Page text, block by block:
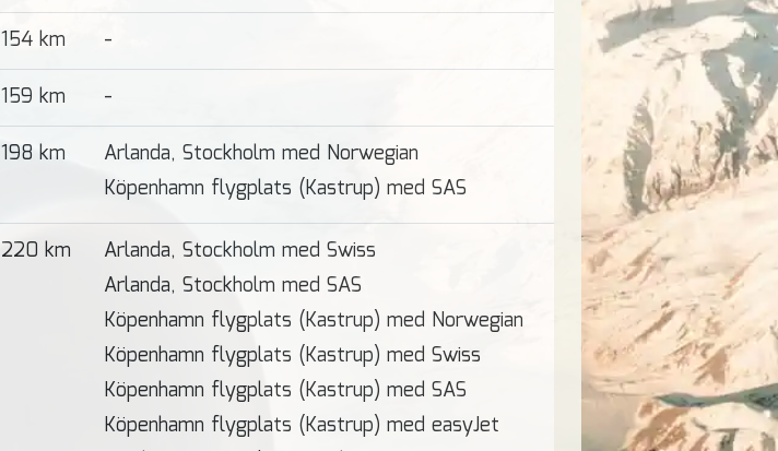
154 km
-
159 km
-
198 km
Arlanda, Stockholm med Norwegian
Köpenhamn flygplats (Kastrup) med SAS
220 km
Arlanda, Stockholm med Swiss
Arlanda, Stockholm med SAS
Köpenhamn flygplats (Kastrup) med Norwegian
Köpenhamn flygplats (Kastrup) med Swiss
Köpenhamn flygplats (Kastrup) med SAS
Köpenhamn flygplats (Kastrup) med easyJet